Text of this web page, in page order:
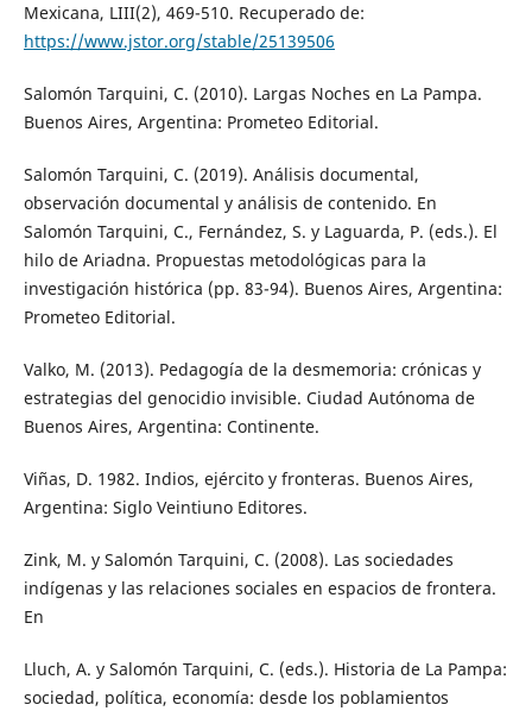
Mexicana, LIII(2), 469-510. Recuperado de:
https://www.jstor.org/stable/25139506
Salomón Tarquini, C. (2010). Largas Noches en La Pampa.
Buenos Aires, Argentina: Prometeo Editorial.
Salomón Tarquini, C. (2019). Análisis documental,
observación documental y análisis de contenido. En
Salomón Tarquini, C., Fernández, S. y Laguarda, P. (eds.). El
hilo de Ariadna. Propuestas metodológicas para la
investigación histórica (pp. 83-94). Buenos Aires, Argentina:
Prometeo Editorial.
Valko, M. (2013). Pedagogía de la desmemoria: crónicas y
estrategias del genocidio invisible. Ciudad Autónoma de
Buenos Aires, Argentina: Continente.
Viñas, D. 1982. Indios, ejército y fronteras. Buenos Aires,
Argentina: Siglo Veintiuno Editores.
Zink, M. y Salomón Tarquini, C. (2008). Las sociedades
indígenas y las relaciones sociales en espacios de frontera.
En
Lluch, A. y Salomón Tarquini, C. (eds.). Historia de La Pampa:
sociedad, política, economía: desde los poblamientos